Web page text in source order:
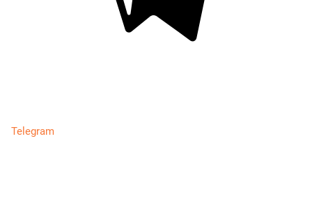
Telegram